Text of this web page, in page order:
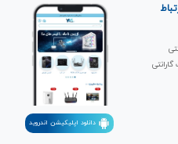
دانلود اپلیکیشن اندروید